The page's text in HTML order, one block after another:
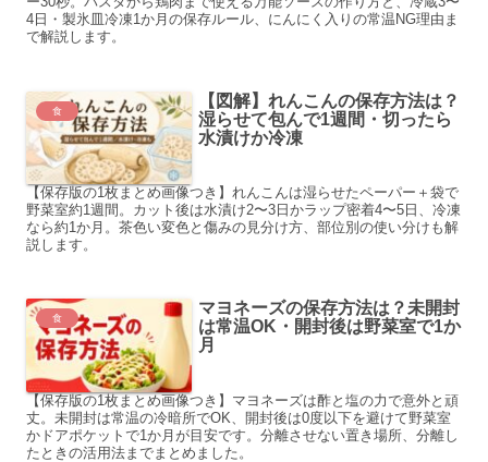
4日・製氷皿冷凍1か月の保存ルール、にんにく入りの常温NG理由ま
で解説します。
食
【図解】れんこんの保存方法は？
湿らせて包んで1週間・切ったら
水漬けか冷凍
【保存版の1枚まとめ画像つき】れんこんは湿らせたペーパー＋袋で
野菜室約1週間。カット後は水漬け2〜3日かラップ密着4〜5日、冷凍
なら約1か月。茶色い変色と傷みの見分け方、部位別の使い分けも解
説します。
食
マヨネーズの保存方法は？未開封
は常温OK・開封後は野菜室で1か
月
【保存版の1枚まとめ画像つき】マヨネーズは酢と塩の力で意外と頑
丈。未開封は常温の冷暗所でOK、開封後は0度以下を避けて野菜室
かドアポケットで1か月が目安です。分離させない置き場所、分離し
たときの活用法までまとめました。